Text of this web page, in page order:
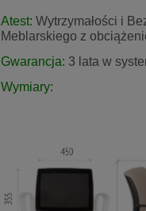
Atest: Wytrzymałości i
Meblarskiego z
Gwarancja: 3 lata w
Wymiary: